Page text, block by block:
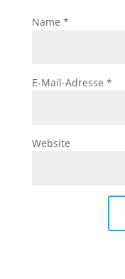
Name *
E-Mail-Adresse *
Website